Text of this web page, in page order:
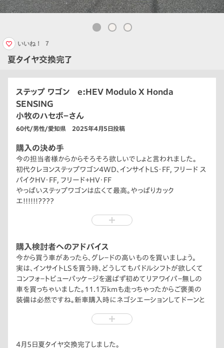
夏タイヤ交換完了
いいね！ 7
ステップ ワゴン e:HEV Modulo X Honda
SENSING
小牧のハセボ－さん
60代/男性/愛知県 2025年4月5日投稿
購入の決め手
今の担当者様からからそろそろ欲しいでしょと言われました。
初代クレヨンステップワゴン4WD、インサイトLS・FF，フリード ス
パイクHV・FF，フリード＋HV・FF
やっぱいステップワゴンは広くて最高。やっぱりカック
エ!!!!!!????
購入検討者へのアドバイス
今から買う車があったら、グレ－ドの高いものを買いましょう。
実は、インサイトLSを買う時、どうしてもパドルシフトが欲しくて
コンフォ－トビューパッケ－ジを選ばず初めてリアワイパ－無しの
車を買っちゃいました。11.1万kmも走っちゃったからご褒美の
装備は必然ですね。新車購入時にネゴシエーションしてドーンと
4月5日夏タイヤ交換完了しました。